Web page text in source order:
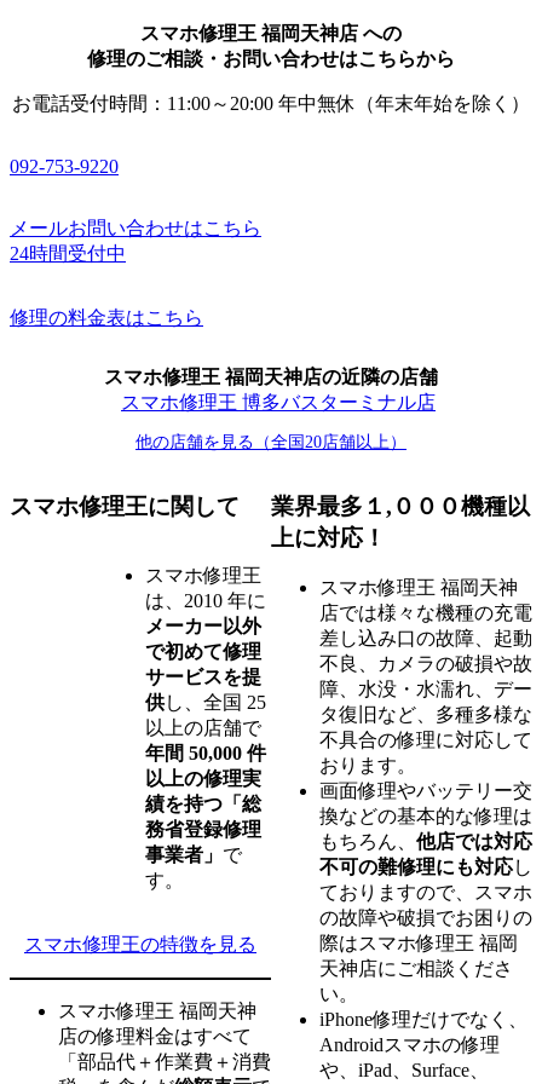
スマホ修理王 福岡天神店 への
修理のご相談・お問い合わせはこちらから
お電話受付時間：11:00～20:00 年中無休（年末年始を除く）
092-753-9220
メールお問い合わせはこちら
24時間受付中
修理の料金表はこちら
スマホ修理王 福岡天神店の近隣の店舗
スマホ修理王 博多バスターミナル店
他の店舗を見る（全国20店舗以上）
スマホ修理王に関して
スマホ修理王
は、2010 年に
メーカー以外
で初めて修理
サービスを提
供し、全国 25
以上の店舗で
年間 50,000 件
以上の修理実
績を持つ「総
務省登録修理
事業者」 で
す。
スマホ修理王の特徴を見る
スマホ修理王 福岡天神
店の修理料金はすべて
「部品代＋作業費＋消費
業界最多１,０００機種以
上に対応！
スマホ修理王 福岡天神
店では様々な機種の充電
差し込み口の故障、起動
不良、カメラの破損や故
障、水没・水濡れ、デー
タ復旧など、多種多様な
不具合の修理に対応して
おります。
画面修理やバッテリー交
換などの基本的な修理は
もちろん、 他店では対応
不可の難修理にも対応し
ておりますので、スマホ
の故障や破損でお困りの
際はスマホ修理王 福岡
天神店にご相談くださ
い。
iPhone修理だけでなく、
Androidスマホの修理
や、iPad、Surface、